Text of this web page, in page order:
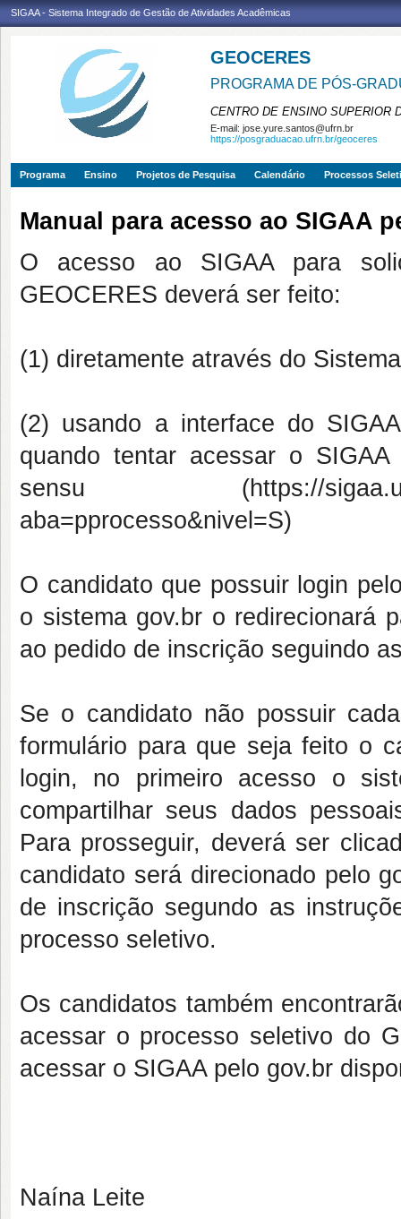
SIGAA - Sistema Integrado de Gestão de Atividades Acadêmicas
GEOCERES
PROGRAMA DE PÓS-
CENTRO DE ENSINO SUPERIOR
E-mail: jose.yure.santos@ufrn.br
https://posgraduacao.ufrn.br/geoceres
Programa Ensino Projetos de Pesquisa Calendário Processos
Manual para acesso ao SIGAA
O acesso ao SIGAA para
GEOCERES deverá ser feito:
(1) diretamente através do
(2) usando a interface do
quando tentar acessar o
sensu (https://sigaa.ufrn.br/
aba=pprocesso&nivel=S)
O candidato que possuir login
o sistema gov.br o redirecionará
ao pedido de inscrição seguindo
Se o candidato não possuir
formulário para que seja feito o
login, no primeiro acesso o
compartilhar seus dados
Para prosseguir, deverá ser
candidato será direcionado pelo
de inscrição segundo as
processo seletivo.
Os candidatos também
acessar o processo seletivo do
acessar o SIGAA pelo gov.br
Naína Leite